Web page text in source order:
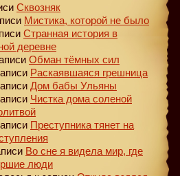
Сквозняк
Мистика, которой не было
Странная история в
деревне
Обман тёмных сил
Раскаявшаяся грешница
Дом бабы Ульяны
Чистка дома соленой
Преступника тянет на
Во сне я видела мир, где
люди